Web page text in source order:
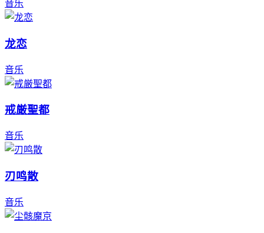
音乐
龙恋
音乐
戒厳聖都
音乐
刃鸣散
音乐